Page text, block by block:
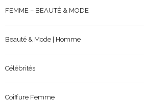
FEMME – BEAUTÉ & MODE
Beauté & Mode | Homme
Célébrités
Coiffure Femme